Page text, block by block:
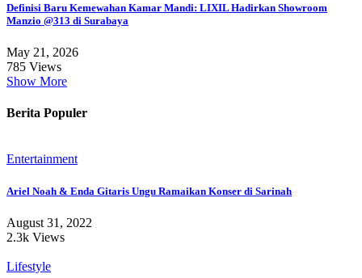
Definisi Baru Kemewahan Kamar Mandi: LIXIL Hadirkan Showroom
Manzio @313 di Surabaya
May 21, 2026
785 Views
Show More
Berita Populer
Entertainment
Ariel Noah & Enda Gitaris Ungu Ramaikan Konser di Sarinah
August 31, 2022
2.3k Views
Lifestyle